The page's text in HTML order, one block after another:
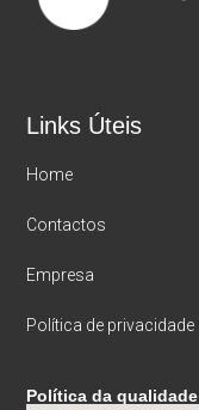
Links Úteis
Home
Contactos
Empresa
Política de privacidade
Política da qualidade